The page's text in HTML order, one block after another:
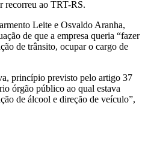
recorreu ao TRT-RS.
Leite e Osvaldo Aranha,
de que a empresa queria “fazer
de trânsito, ocupar o cargo de
princípio previsto pelo artigo 37
órgão público ao qual estava
de álcool e direção de veículo”,